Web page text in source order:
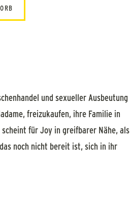
und sexueller Ausbeutung
freizukaufen, ihre Familie in
für Joy in greifbarer Nähe, als
noch nicht bereit ist, sich in ihr